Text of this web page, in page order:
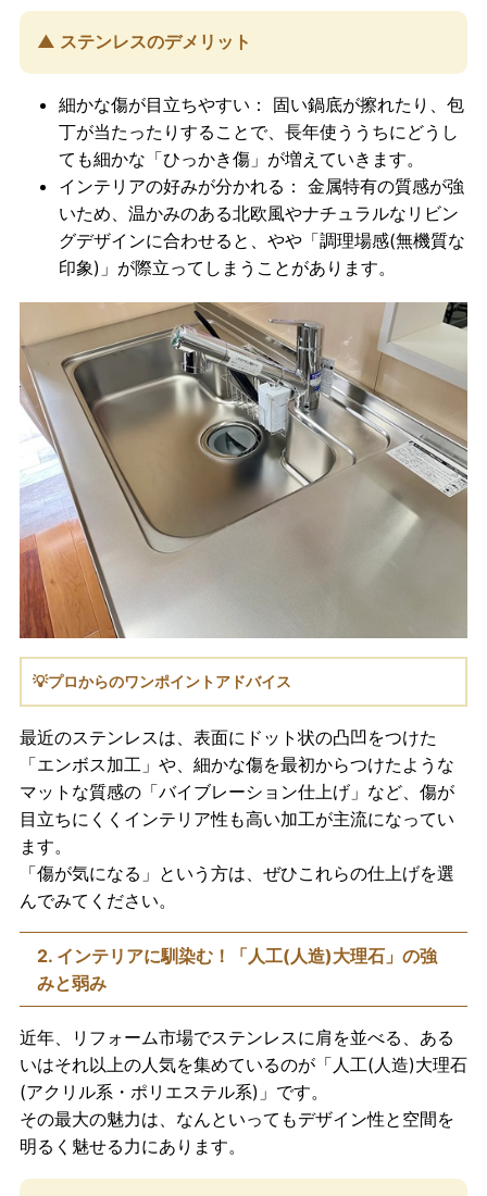
▲ ステンレスのデメリット
細かな傷が目立ちやすい：
固い鍋底が擦れたり、包
丁が当たったりすることで、長年使ううちにどうし
ても細かな「ひっかき傷」が増えていきます。
インテリアの好みが分かれる： 金属特有の質感が強
いため、温かみのある北欧風やナチュラルなリビン
グデザインに合わせると、やや「調理場感(無機質な
印象)」が際立ってしまうことがあります。
💡プロからのワンポイントアドバイス
最近のステンレスは、表面にドット状の凸凹をつけた
「エンボス加工」や、細かな傷を最初からつけたような
マットな質感の「バイブレーション仕上げ」など、傷が
目立ちにくくインテリア性も高い加工が主流になってい
ます。
「傷が気になる」という方は、ぜひこれらの仕上げを選
んでみてください。
2. インテリアに馴染む！「人工(人造)大理石」の強
みと弱み
近年、リフォーム市場でステンレスに肩を並べる、ある
いはそれ以上の人気を集めているのが「人工(人造)大理石
(アクリル系・ポリエステル系)」です。
その最大の魅力は、なんといってもデザイン性と空間を
明るく魅せる力にあります。